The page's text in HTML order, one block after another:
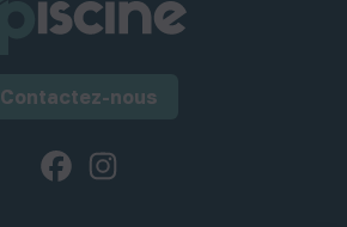
Contactez-nous
Facebook